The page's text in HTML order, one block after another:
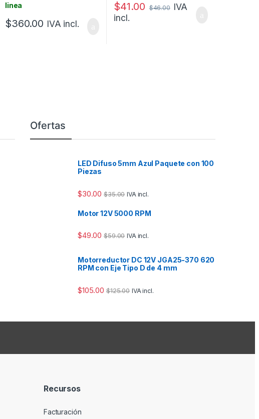
linea
$360.00 IVA incl.
$41.00 $46.00 IVA
incl.
Ofertas
LED Difuso 5mm Azul Paquete con 100
Piezas
$30.00 $35.00 IVA incl.
Motor 12V 5000 RPM
$49.00 $59.00 IVA incl.
Motorreductor DC 12V JGA25-370 620
RPM con Eje Tipo D de 4 mm
$105.00 $125.00 IVA incl.
Recursos
Facturación